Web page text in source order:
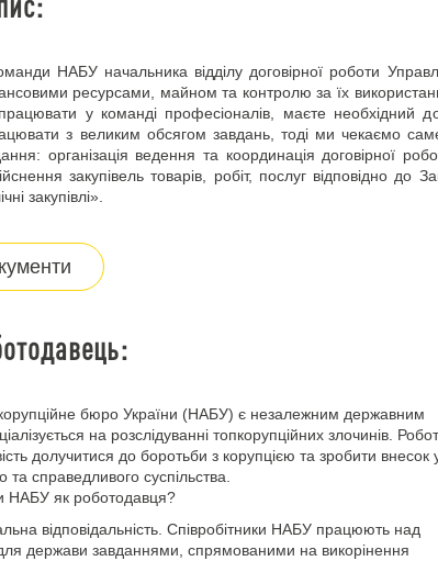
НАБУ начальника відділу договірної роботи
ресурсами, майном та контролю за їх
у команді професіоналів, маєте необхідний
з великим обсягом завдань, тоді ми чекаємо
організація ведення та координація договірної
закупівель товарів, робіт, послуг відповідно до
закупівлі».
бюро України (НАБУ) є незалежним державним
на розслідуванні топкорупційних злочинів.
долучитися до боротьби з корупцією та зробити внесок
та справедливого суспільства.
НАБУ як роботодавця?
відповідальність. Співробітники НАБУ працюють над
держави завданнями, спрямованими на викорінення